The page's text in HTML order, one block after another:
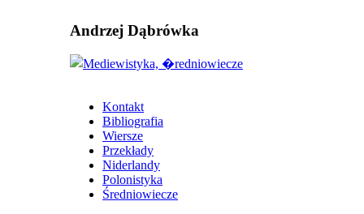
Andrzej Dąbrówka
Kontakt
Bibliografia
Wiersze
Przekłady
Niderlandy
Polonistyka
Średniowiecze